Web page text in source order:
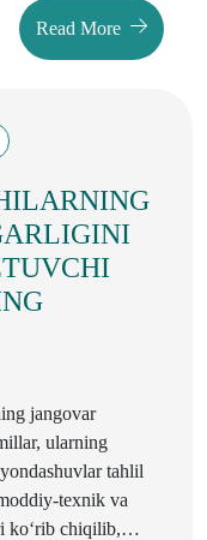
Read More
jangovar
ularning
tahlil
texnik va
kо‘rib chiqilib,